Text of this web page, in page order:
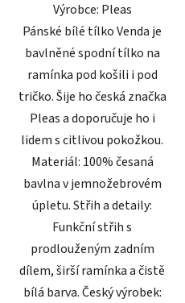
hvězdiček.
Výrobce: Pleas
Pánské bílé tílko Venda je
bavlněné spodní tílko na
ramínka pod košili i pod
tričko. Šije ho česká značka
Pleas a doporučuje ho i
lidem s citlivou pokožkou.
Materiál: 100% česaná
bavlna v jemnožebrovém
úpletu. Střih a detaily:
Funkční střih s
prodlouženým zadním
dílem, širší ramínka a čistě
bílá barva. Český výrobek: